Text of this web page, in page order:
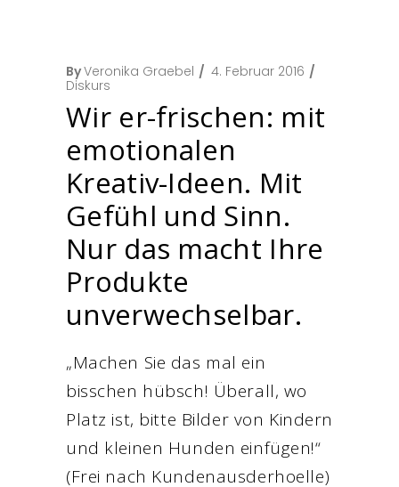
ByVeronika Graebel
4. Februar 2016
Diskurs
Wir er-frischen: mit
emotionalen
Kreativ-Ideen. Mit
Gefühl und Sinn.
Nur das macht Ihre
Produkte
unverwechselbar.
„Machen Sie das mal ein
bisschen hübsch! Überall, wo
Platz ist, bitte Bilder von Kindern
und kleinen Hunden einfügen!“
(Frei nach Kundenausderhoelle)